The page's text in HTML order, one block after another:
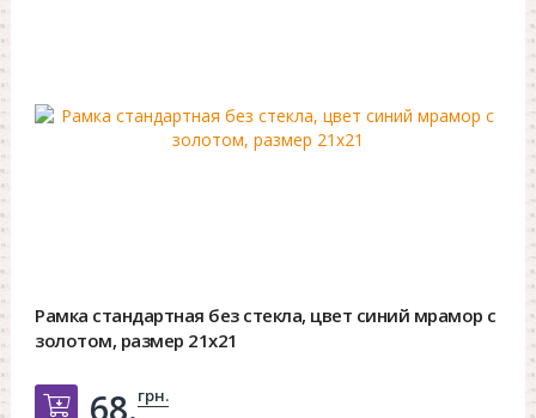
Рамка стандартная без стекла, цвет синий мрамор с
золотом, размер 21х21
Добавить в корзину
68.грн.